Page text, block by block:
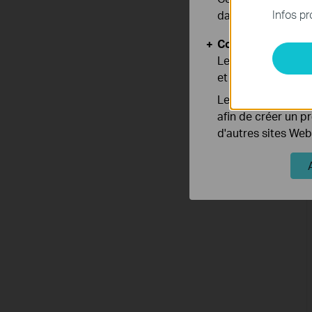
Infos
dans vos
Cookies
Les cookies
et ajuster les
Les cookies
afin de créer un
d'autres sites